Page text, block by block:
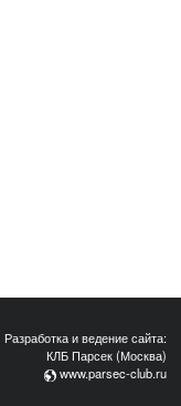
Разработка и ведение сайта:
КЛБ Парсек (Москва)
www.parsec-club.ru